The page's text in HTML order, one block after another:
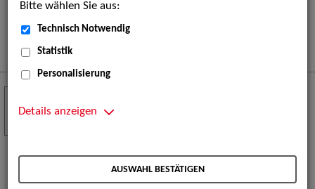
eine große Open-Air-Bühne voller Akrobatik, Tanz,
Musik und beeindruckender Live-Performances.
Mehr
Serienfestival Weimar
TeleVisionale – Film- und Serienfestival in Weimar
und Eventpartnerin des Crew Call Weimar.
NOV
Bitte wählen Sie aus:
Technisch Notwendig
Statistik
Personalisierung
Details anzeigen
AUSWAHL BESTÄTIGEN